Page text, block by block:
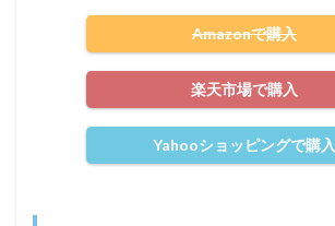
Amazonで購入
楽天市場で購入
Yahooショッピングで購入